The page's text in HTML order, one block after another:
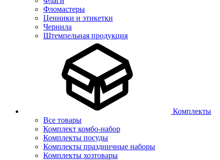
Фломастеры
Ценники и этикетки
Чернила
Штемпельная продукция
Комплекты
Все товары
Комплект комбо-набор
Комплекты посуды
Комплекты праздничные наборы
Комплекты хозтовары